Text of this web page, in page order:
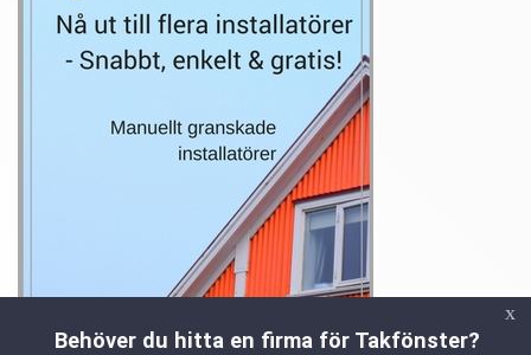
x
Behöver du hitta en firma för Takfönster?